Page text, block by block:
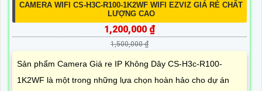
CAMERA WIFI CS-H3C-R100-1K2WF WIFI EZVIZ GIÁ RẺ CHẤT
LƯỢNG CAO
1,200,000 ₫
1,500,000 ₫
Sản phẩm Camera Giá re IP Không Dây CS-H3c-R100-
1K2WF là một trong những lựa chọn hoàn hảo cho dự án